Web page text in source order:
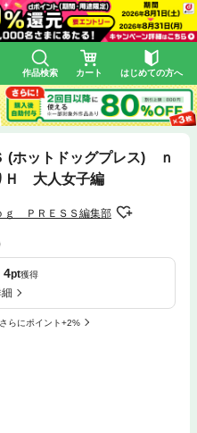
作品検索 カート はじめての方へ
(ホットドッグプレス) ｎ
Ｈ 大人女子編
ｇ ＰＲＥＳＳ編集部
4pt獲得
らにポイント+2%